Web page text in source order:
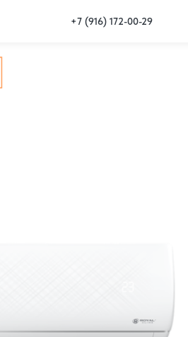
+7 (916) 172-00-29